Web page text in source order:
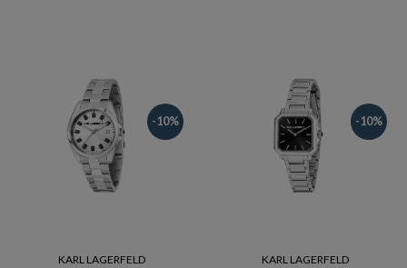
-10%
KARL LAGERFELD
-10%
KARL LAGERFELD